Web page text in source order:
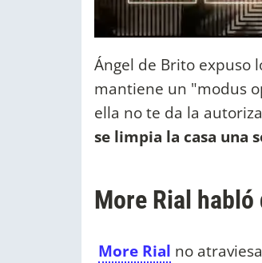
Ángel de Brito expuso
mantiene un "modus
ella no te da la
se limpia la casa una
More Rial
More Rial no